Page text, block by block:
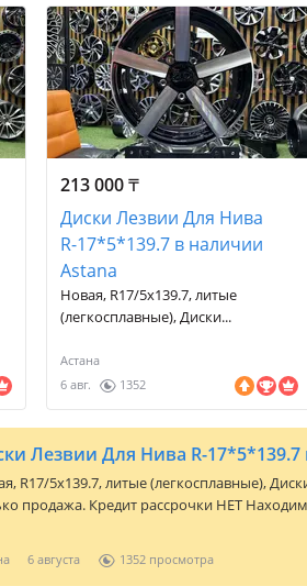
213 000₸
Диски Лезвии Для Нива
R-17*5*139.7 в наличии
Astana
Новая, R17/5x139.7, литые
(легкосплавные), Диски...
Астана
6 авг.
1352
R17/5x139.7, литые (легкосплавные),
продажа. Кредит рассрочки НЕТ
6 августа 1352